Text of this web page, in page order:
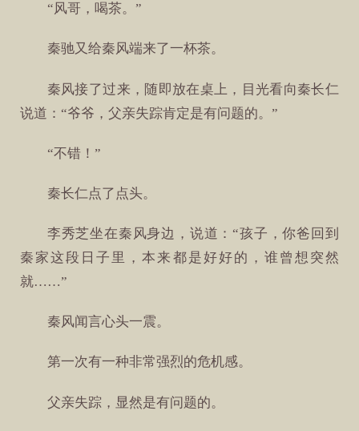
“风哥，喝茶。”
秦驰又给秦风端来了一杯茶。
秦风接了过来，随即放在桌上，目光看向秦长仁
说道：“爷爷，父亲失踪肯定是有问题的。”
“不错！”
秦长仁点了点头。
李秀芝坐在秦风身边，说道：“孩子，你爸回到
秦家这段日子里，本来都是好好的，谁曾想突然
就……”
秦风闻言心头一震。
第一次有一种非常强烈的危机感。
父亲失踪，显然是有问题的。